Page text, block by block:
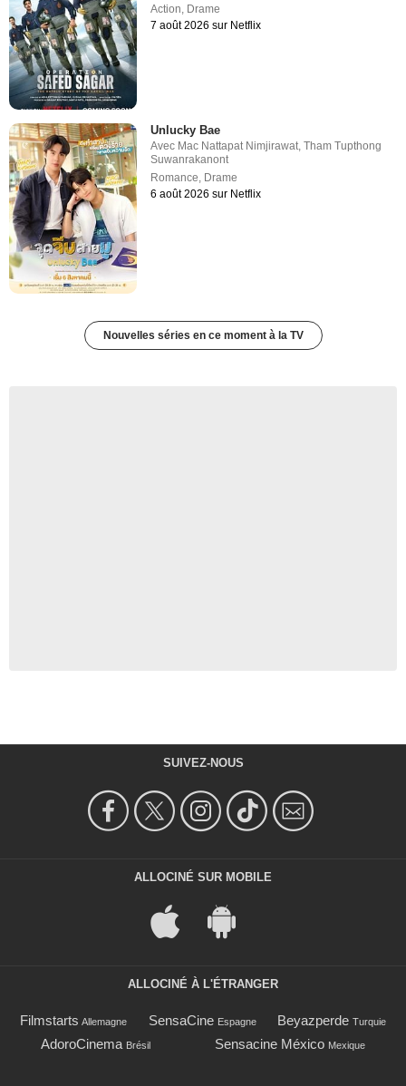
Action, Drame
7 août 2026 sur Netflix
Unlucky Bae
Avec Mac Nattapat Nimjirawat ,Tham Tupthong
Suwanrakanont
Romance Drame
6 août 2026 sur Netflix
Nouvelles séries en ce moment à la TV
SUIVEZ-NOUS
ALLOCINÉ SUR MOBILE
ALLOCINÉ À L'ÉTRANGER
Filmstarts Allemagne SensaCine Espagne Beyazperde Turquie
AdoroCinema Brésil Sensacine México Mexique